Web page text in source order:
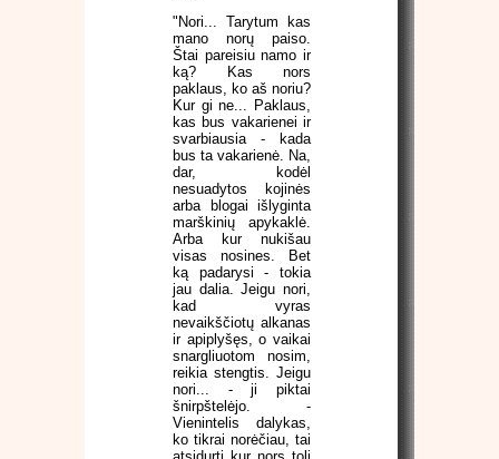
"Nori... Tarytum kas
mano norų paiso.
Štai pareisiu namo ir
ką? Kas nors
paklaus, ko aš noriu?
Kur gi ne... Paklaus,
kas bus vakarienei ir
svarbiausia - kada
bus ta vakarienė. Na,
dar, kodėl
nesuadytos kojinės
arba blogai išlyginta
marškinių apykaklė.
Arba kur nukišau
visas nosines. Bet
ką padarysi - tokia
jau dalia. Jeigu nori,
kad vyras
nevaikščiotų alkanas
ir apiplyšęs, o vaikai
snargliuotom nosim,
reikia stengtis. Jeigu
nori... - ji piktai
šnirpštelėjo. -
Vienintelis dalykas,
ko tikrai norėčiau, tai